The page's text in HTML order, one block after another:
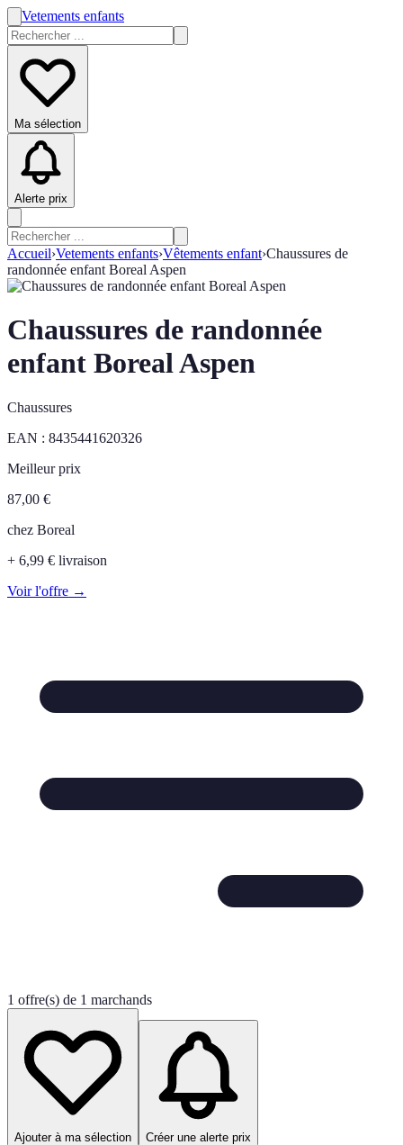
Vetements enfants
Ma sélection
Alerte prix
Accueil›Vetements enfants›Vêtements enfant›Chaussures de
randonnée enfant Boreal Aspen
Chaussures de randonnée
enfant Boreal Aspen
Chaussures
EAN : 8435441620326
Meilleur prix
87,00 €
chez Boreal
+ 6,99 € livraison
Voir l'offre →
1 offre(s) de 1 marchands
Ajouter à ma sélection Créer une alerte prix